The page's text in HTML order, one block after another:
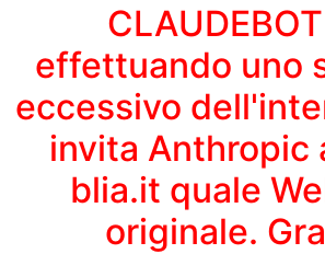
effettuando uno
eccessivo
invita Anthropic
blia.it quale
originale.